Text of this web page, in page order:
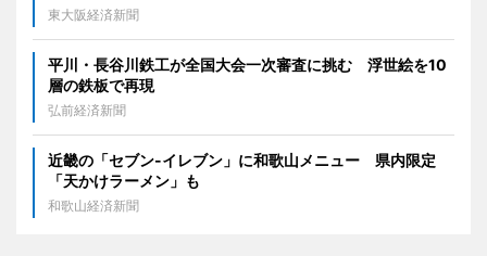
東大阪経済新聞
平川・長谷川鉄工が全国大会一次審査に挑む 浮世絵を10
層の鉄板で再現
弘前経済新聞
近畿の「セブン-イレブン」に和歌山メニュー 県内限定
「天かけラーメン」も
和歌山経済新聞